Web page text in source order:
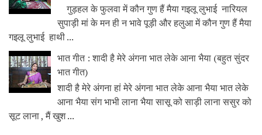
गुड़हल के फुलवा में कौन गुण हैं मैया गइलू लुभाई नारियल
सुपाड़ी मां के मन ही न भावे पूड़ी और हलुआ में कौन गुण हैं मैया
गइलू लुभाई हाथी ...
भात गीत : शादी है मेरे अंगना भात लेके आना भैया (बहुत सुंदर
भात गीत)
शादी है मेरे अंगना हां मेरे अंगना भात लेके आना भैया भात लेके
आना भैया संग भाभी लाना भैया सासू को साड़ी लाना ससुर को
सूट लाना , मैं खुश ...